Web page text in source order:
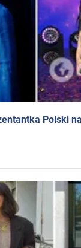
Polski